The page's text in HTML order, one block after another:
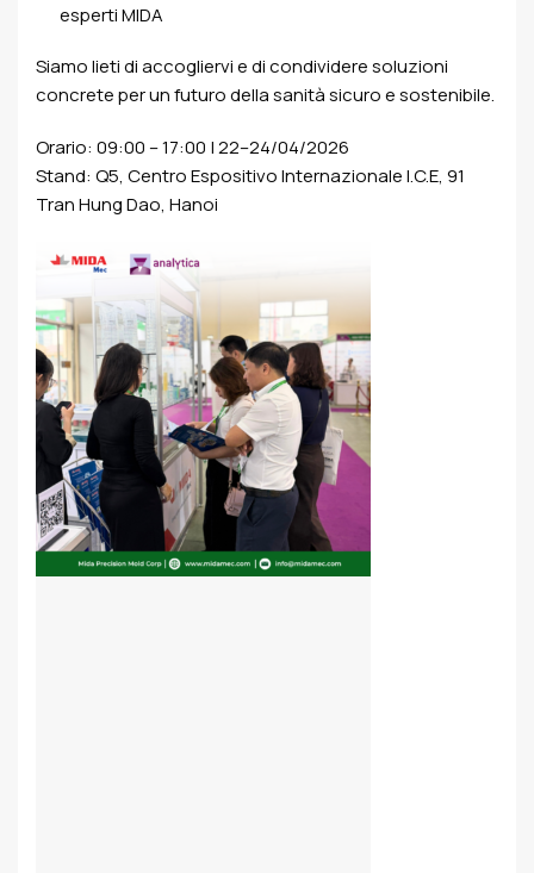
esperti MIDA
Siamo lieti di accogliervi e di condividere soluzioni
concrete per un futuro della sanità sicuro e sostenibile.
Orario: 09:00 – 17:00 | 22–24/04/2026
Stand: Q5, Centro Espositivo Internazionale I.C.E, 91
Tran Hung Dao, Hanoi